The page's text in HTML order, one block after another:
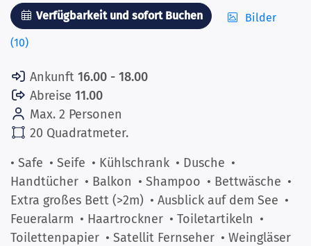
Verfügbarkeit und sofort Buchen
Bilder
(10)
Ankunft 16.00 - 18.00
Abreise 11.00
Max. 2 Personen
20 Quadratmeter.
• Safe • Seife • Kühlschrank • Dusche •
Handtücher • Balkon • Shampoo • Bettwäsche •
Extra großes Bett (>2m) • Ausblick auf dem See •
Feueralarm • Haartrockner • Toiletartikeln •
Toilettenpapier • Satellit Fernseher • Weingläser